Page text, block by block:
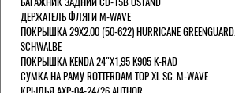
ДЕРЖАТЕЛЬ ФЛЯГИ M-WAVE
ПОКРЫШКА 29X2.00 (50-622) HURRICANE GREENGUARD.
SCHWALBE
ПОКРЫШКА KENDA 24"Х1,95 K905 K-RAD
СУМКА НА РАМУ ROTTERDAM TOP XL SC. M-WAVE